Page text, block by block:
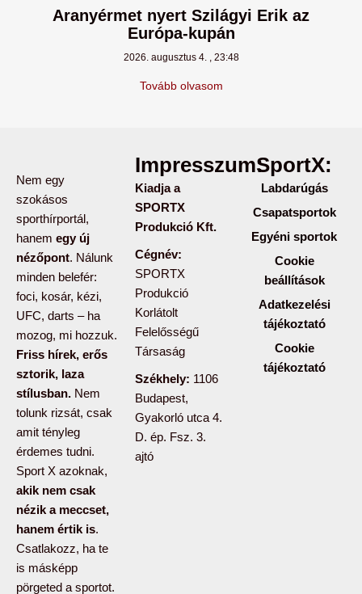
Aranyérmet nyert Szilágyi Erik az
Európa-kupán
2026. augusztus 4. 23:48
Tovább olvasom
Nem egy
szokásos
sporthírportál,
hanem egy új
nézőpont. Nálunk
minden belefér:
foci, kosár, kézi,
UFC, darts – ha
mozog, mi hozzuk.
Friss hírek, erős
sztorik, laza
stílusban. Nem
tolunk rizsát, csak
amit tényleg
érdemes tudni.
Sport X azoknak,
akik nem csak
nézik a meccset,
hanem értik is.
Csatlakozz, ha te
is másképp
pörgeted a sportot.
Impresszum:
Kiadja a
SPORTX
Produkció Kft.
Cégnév:
SPORTX
Produkció
Korlátolt
Felelősségű
Társaság
Székhely: 1106
Budapest,
Gyakorló utca 4.
D. ép. Fsz. 3.
ajtó
SportX:
Labdarúgás
Csapatsportok
Egyéni sportok
Cookie
beállítások
Adatkezelési
tájékoztató
Cookie
tájékoztató